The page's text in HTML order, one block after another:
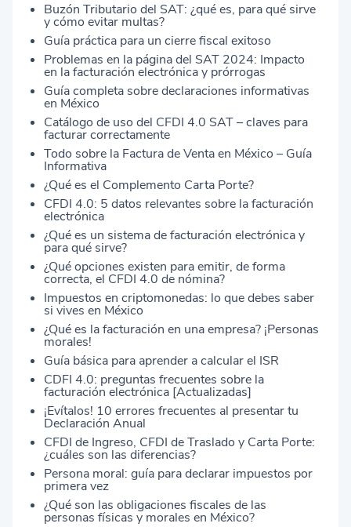
Buzón Tributario del SAT: ¿qué es, para qué sirve
y cómo evitar multas?
Guía práctica para un cierre fiscal exitoso
Problemas en la página del SAT 2024: Impacto
en la facturación electrónica y prórrogas
Guía completa sobre declaraciones informativas
en México
Catálogo de uso del CFDI 4.0 SAT – claves para
facturar correctamente
Todo sobre la Factura de Venta en México – Guía
Informativa
¿Qué es el Complemento Carta Porte?
CFDI 4.0: 5 datos relevantes sobre la facturación
electrónica
¿Qué es un sistema de facturación electrónica y
para qué sirve?
¿Qué opciones existen para emitir, de forma
correcta, el CFDI 4.0 de nómina?
Impuestos en criptomonedas: lo que debes saber
si vives en México
¿Qué es la facturación en una empresa? ¡Personas
morales!
Guía básica para aprender a calcular el ISR
CDFI 4.0: preguntas frecuentes sobre la
facturación electrónica [Actualizadas]
¡Evítalos! 10 errores frecuentes al presentar tu
Declaración Anual
CFDI de Ingreso, CFDI de Traslado y Carta Porte:
¿cuáles son las diferencias?
Persona moral: guía para declarar impuestos por
primera vez
¿Qué son las obligaciones fiscales de las
personas físicas y morales en México?